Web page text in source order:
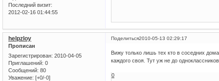
Последний визит:
2012-02-16 01:44:55
Поделиться2010-05-13 02:29:17
helpzloy
Прописан
Зарегистрирован: 2010-04-05
Приглашений: 0
Сообщений: 80
Уважение: [+0/-0]
Вижу только лишь тех кто в соседних
каждого своя. Тут уж не до
0